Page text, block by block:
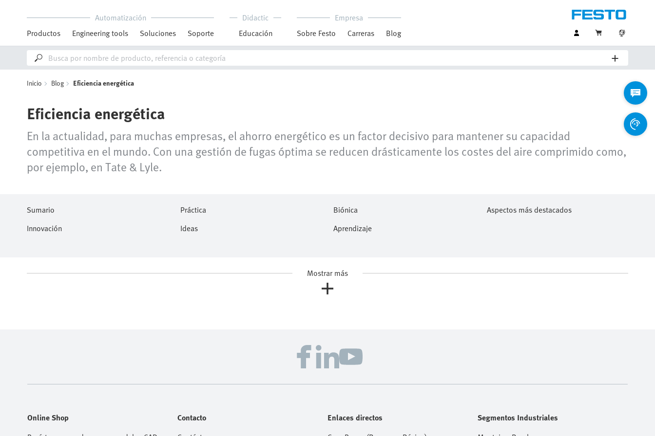
Automatización
Productos
Engineering tools Soluciones Soporte
Didactic
Educación
Empresa
Sobre Festo
Carreras Blog
Inicio Blog Eficiencia energética
Eficiencia energética
En la actualidad, para muchas empresas, el ahorro energético es un factor decisivo para mantener su capacidad
competitiva en el mundo. Con una gestión de fugas óptima se reducen drásticamente los costes del aire comprimido como,
por ejemplo, en Tate & Lyle.
Sumario Práctica Biónica
Aspectos más destacados
Innovación
Ideas Aprendizaje
Mostrar más
Online Shop
Contacto
Enlaces directos
Segmentos Industriales